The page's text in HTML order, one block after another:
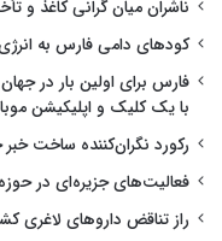
ناشران میان گرانی کاغذ و
کودهای دامی فارس به
فارس برای اولین بار در
با یک کلیک و اپلیکیشن
رکورد نگران‌کننده ساخت
فعالیت‌های جزیره‌ای در
راز تناقض داروهای لاغری